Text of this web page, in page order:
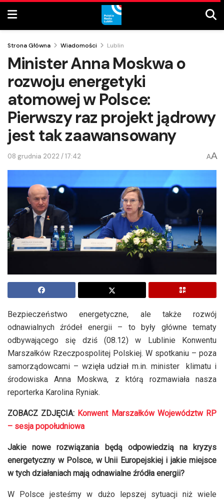
Strona Główna Wiadomości Lublin
Minister Anna Moskwa o
rozwoju energetyki
atomowej w Polsce:
Pierwszy raz projekt jądrowy
jest tak zaawansowany
08 grudnia 2022 / 17:42 AA
Bezpieczeństwo energetyczne, ale także rozwój
odnawialnych źródeł energii – to były główne tematy
odbywającego się dziś (08.12) w Lublinie Konwentu
Marszałków Rzeczpospolitej Polskiej. W spotkaniu – poza
samorządowcami – wzięła udział m.in. minister klimatu i
środowiska Anna Moskwa, z którą rozmawiała nasza
reporterka Karolina Ryniak.
ZOBACZ ZDJĘCIA: Konwent Marszałków Województw RP
– sesja popołudniowa
Jakie nowe rozwiązania będą odpowiedzią na kryzys
energetyczny w Polsce, w Unii Europejskiej i jakie miejsce
w tych działaniach mają odnawialne źródła energii?
W Polsce jesteśmy w dużo lepszej sytuacji niż wiele